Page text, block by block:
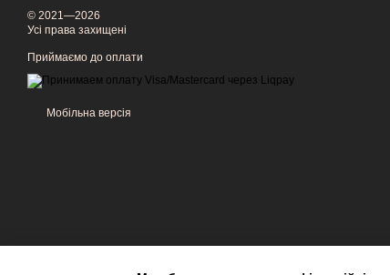
© 2021—2026
Усі права захищені
Приймаємо до оплати
Мобільна версія